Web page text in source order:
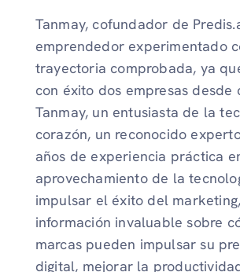
Tanmay, cofundador de
emprendedor experimentado
trayectoria comprobada, ya
con éxito dos empresas desde
Tanmay, un entusiasta de la
corazón, un reconocido
años de experiencia práctica
aprovechamiento de la
impulsar el éxito del
información invaluable sobre
marcas pueden impulsar su
digital, mejorar la